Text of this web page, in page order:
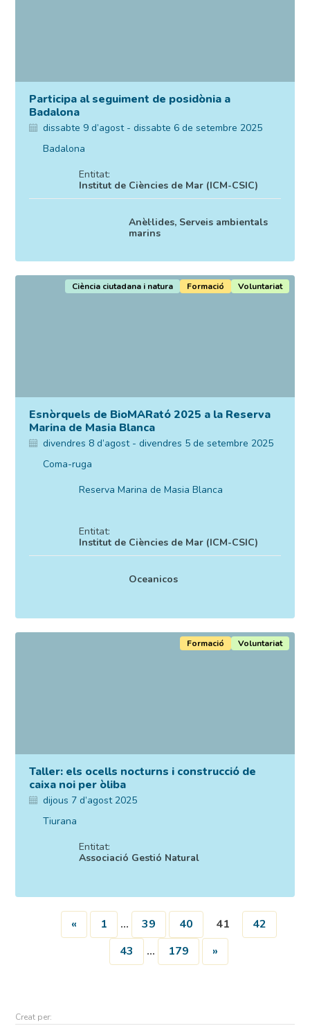
Participa al seguiment de posidònia a
Badalona
dissabte 9 d’agost - dissabte 6 de setembre 2025
Badalona
Entitat:
Institut de Ciències de Mar (ICM-CSIC)
Anèl·lides, Serveis ambientals
marins
Esnòrquels de BioMARató 2025 a la Reserva
Marina de Masia Blanca
divendres 8 d’agost - divendres 5 de setembre 2025
Coma-ruga
Ciència ciutadana i natura Formació Voluntariat
Reserva Marina de Masia Blanca
Entitat:
Institut de Ciències de Mar (ICM-CSIC)
Oceanicos
Taller: els ocells nocturns i construcció de
caixa noi per òliba
dijous 7 d’agost 2025
Tiurana
Formació Voluntariat
Entitat:
Associació Gestió Natural
« 1 … 39 40 41
42
43
… 179 »
Creat per: